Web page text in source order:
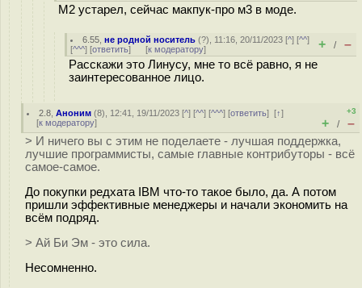
М2 устарел, сейчас макпyк-про м3 в моде.
6.55 ,не родной носитель (?), 11:16, 20/11/2023 [^] [^^]
[^^^] [ответить] [к модератору] + / –
Расскажи это Линусу, мне то всё равно, я не
заинтересованное лицо.
2.8 ,Аноним (8), 12:41, 19/11/2023 [^] [^^] [^^^] [ответить][↑]
[к модератору]
+3
+ / –
> И ничего вы с этим не поделаете - лучшая поддержка,
лучшие программисты, самые главные контрибуторы - всё
самое-самое.
До покупки редхата IBM что-то такое было, да. А потом
пришли эффективные менеджеры и начали экономить на
всём подряд.
> Ай Би Эм - это сила.
Несомненно.